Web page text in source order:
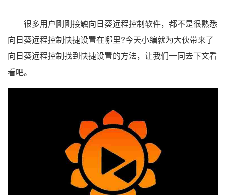
很多用户刚刚接触向日葵远程控制软件，都不是很熟悉
向日葵远程控制快捷设置在哪里?今天小编就为大伙带来了
向日葵远程控制找到快捷设置的方法，让我们一同去下文看
看吧。